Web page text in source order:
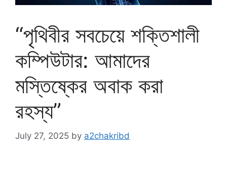
“পৃথিবীর সবচেয়ে শক্তিশালী
কম্পিউটার: আমাদের
মস্তিষ্কের অবাক করা
রহস্য”
July 27, 2025 by a2chakribd